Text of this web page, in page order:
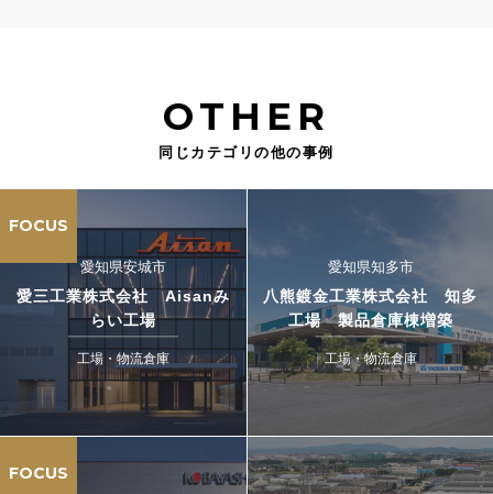
OTHER
同じカテゴリの他の事例
FOCUS
愛知県安城市
愛三工業株式会社 Aisanみ
らい工場
工場・物流倉庫
愛知県知多市
八熊鍍金工業株式会社 知多
工場 製品倉庫棟増築
工場・物流倉庫
FOCUS